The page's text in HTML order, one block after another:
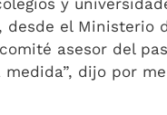
desde el Ministerio
asesor del
dijo por